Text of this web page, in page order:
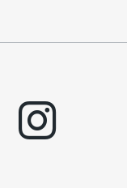
instagram